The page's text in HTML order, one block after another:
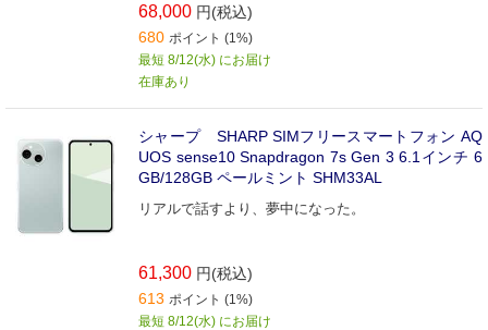
68,000 円(税込)
680 ポイント (1%)
最短 8/12(水) にお届け
在庫あり
シャープ SHARP SIMフリースマートフォン AQ
UOS sense10 Snapdragon 7s Gen 3 6.1インチ 6
GB/128GB ペールミント SHM33AL
リアルで話すより、夢中になった。
61,300 円(税込)
613 ポイント (1%)
最短 8/12(水) にお届け